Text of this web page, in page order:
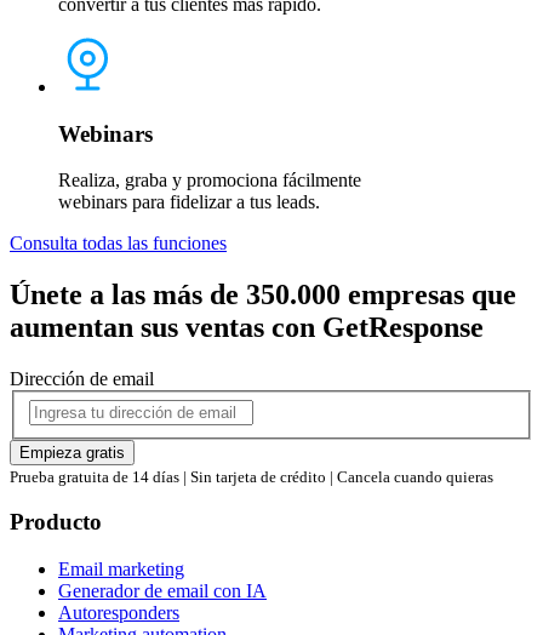
convertir a tus clientes más rápido.
Webinars
Realiza, graba y promociona fácilmente
webinars para fidelizar a tus leads.
Consulta todas las funciones
Únete a las más de 350.000 empresas que
aumentan sus ventas con GetResponse
Dirección de email
Empieza gratis
Prueba gratuita de 14 días | Sin tarjeta de crédito | Cancela cuando quieras
Producto
Email marketing
Generador de email con IA
Autoresponders